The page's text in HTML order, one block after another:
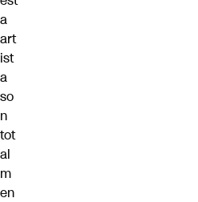
a
art
ist
a
so
n
tot
al
m
en